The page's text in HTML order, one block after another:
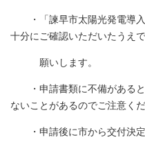
・「諫早市太陽光発電導入
十分にご確認いただいたうえ
願いします。
・申請書類に不備があると
ないことがあるのでご注意くだ
・申請後に市から交付決定